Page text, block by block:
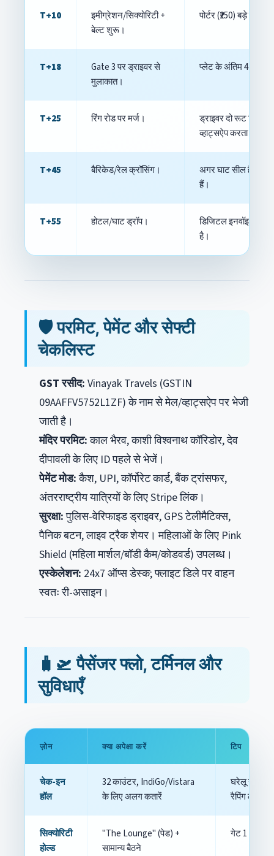
T+10
इमीग्रेशन/सिक्योरिटी +
बेल्ट शुरू।
पोर्टर (₹250) बड़े
T+18
Gate 3 पर ड्राइवर से
मुलाकात।
प्लेट के अंतिम 4 अंक +
T+25 रिंग रोड पर मर्ज।
ड्राइवर दो रूट विकल्प
व्हाट्सऐप करता है।
T+45 बैरिकेड/रेल क्रॉसिंग।
अगर घाट सील है तो ई-
हैं।
T+55 होटल/घाट ड्रॉप।
डिजिटल इनवॉइस +
है।
🛡️ परमिट, पेमेंट और सेफ्टी
चेकलिस्ट
GST रसीद: Vinayak Travels (GSTIN
09AAFFV5752L1ZF) के नाम से मेल/व्हाट्सऐप पर भेजी
जाती है।
मंदिर परमिट:काल भैरव, काशी विश्वनाथ कॉरिडोर, देव
दीपावली के लिए ID पहले से भेजें।
पेमेंट मोड:कैश, UPI, कॉर्पोरेट कार्ड, बैंक ट्रांसफर,
अंतरराष्ट्रीय यात्रियों के लिए Stripe लिंक।
सुरक्षा:पुलिस-वेरिफाइड ड्राइवर, GPS टेलीमैटिक्स,
पैनिक बटन, लाइव ट्रैक शेयर। महिलाओं के लिए Pink
Shield (महिला मार्शल/बॉडी कैम/कोडवर्ड) उपलब्ध।
एस्केलेशन: 24x7 ऑप्स डेस्क; फ्लाइट डिले पर वाहन
स्वतः री-असाइन।
🧳🛫 पैसेंजर फ्लो, टर्मिनल और
सुविधाएँ
ज़ोन क्या अपेक्षा करें टिप
चेक-इन
हॉल
32 काउंटर, IndiGo/Vistara
के लिए अलग कतारें
घरेलू उड़ान
रैपिंग लाइन
सिक्योरिटी
होल्ड
"The Lounge" (पेड) +
सामान्य बैठने
गेट 1 और 5